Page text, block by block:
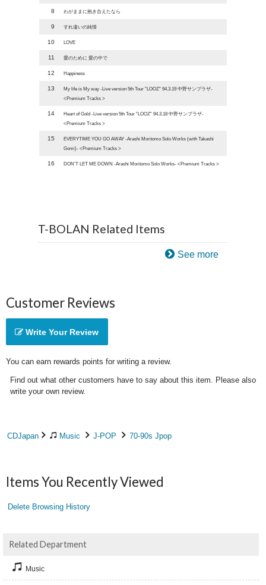
8 わがままに抱き合えたなら
9 すれ違いの純情
10 LOVE
11 愛のために 愛の中で
12 Happiness
13
My life is My way -Live version 5th Tour ”LOOZ” 94.3.19 中野サンプラザ-
<Premium Tracks >
14
Heart of Gold -Live version 5th Tour ”LOOZ” 94.3.18 中野サンプラザ-
<Premium Tracks >
15
EVERYTIME YOU GO AWAY -Arashi Moritomo Solo Works (with Takashi
Gomi)- <Premium Tracks >
16 DON’T LET ME DOWN -Arashi Moritomo Solo Works- <Premium Tracks >
T-BOLAN Related Items
See more
Customer Reviews
Write Your Review
You can earn rewards points for writing a review.
Find out what other customers have to say about this item. Please also
write your own review.
CDJapan Music J-POP 70-90s Jpop
Items You Recently Viewed
Delete Browsing History
Related Department
Music